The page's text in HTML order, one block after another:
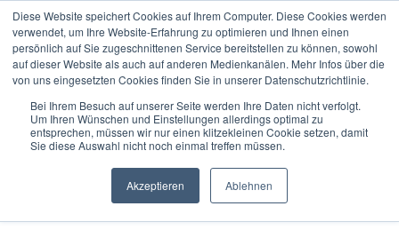
Diese Website speichert Cookies auf Ihrem Computer. Diese Cookies werden
verwendet, um Ihre Website-Erfahrung zu optimieren und Ihnen einen
persönlich auf Sie zugeschnittenen Service bereitstellen zu können, sowohl
auf dieser Website als auch auf anderen Medienkanälen. Mehr Infos über die
von uns eingesetzten Cookies finden Sie in unserer Datenschutzrichtlinie.
Bei Ihrem Besuch auf unserer Seite werden Ihre Daten nicht verfolgt.
Um Ihren Wünschen und Einstellungen allerdings optimal zu
entsprechen, müssen wir nur einen klitzekleinen Cookie setzen, damit
Sie diese Auswahl nicht noch einmal treffen müssen.
Akzeptieren Ablehnen
Gebühren­modell